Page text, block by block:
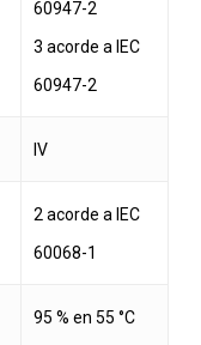
60947-2
3 acorde a IEC
60947-2
IV
2 acorde a IEC
60068-1
95 % en 55 °C